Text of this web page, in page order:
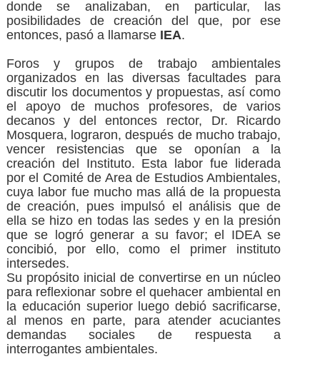
donde se analizaban, en particular, las
posibilidades de creación del que, por ese
entonces, pasó a llamarse IEA.
Foros y grupos de trabajo ambientales
organizados en las diversas facultades para
discutir los documentos y propuestas, así como
el apoyo de muchos profesores, de varios
decanos y del entonces rector, Dr. Ricardo
Mosquera, lograron, después de mucho trabajo,
vencer resistencias que se oponían a la
creación del Instituto. Esta labor fue liderada
por el Comité de Area de Estudios Ambientales,
cuya labor fue mucho mas allá de la propuesta
de creación, pues impulsó el análisis que de
ella se hizo en todas las sedes y en la presión
que se logró generar a su favor; el IDEA se
concibió, por ello, como el primer instituto
intersedes.
Su propósito inicial de convertirse en un núcleo
para reflexionar sobre el quehacer ambiental en
la educación superior luego debió sacrificarse,
al menos en parte, para atender acuciantes
demandas sociales de respuesta a
interrogantes ambientales.